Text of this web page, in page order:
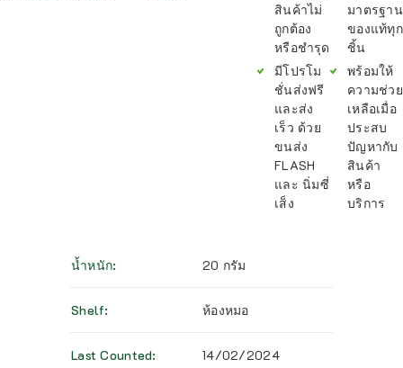
สินค้าไม่
ถูกต้อง
หรือชำรุด
มีโปรโม
ชั่นส่งฟรี
และส่ง
เร็ว ด้วย
ขนส่ง
FLASH
และ นิ่มซี่
เส็ง
มาตรฐาน
ของแท้ทุก
ชิ้น
พร้อมให้
ความช่วย
เหลือเมื่อ
ประสบ
ปัญหากับ
สินค้า
หรือ
บริการ
น้ำหนัก 20 กรัม
Shelf ห้องหมอ
Last Counted 14/02/2024